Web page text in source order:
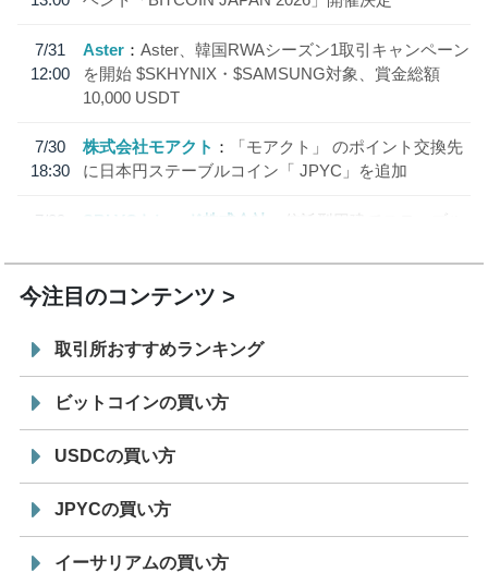
7/31
12:00
Aster
Aster、韓国RWAシーズン1取引キャンペーン
を開始 $SKHYNIX・$SAMSUNG対象、賞金総額
10,000 USDT
7/30
18:30
株式会社モアクト
「モアクト」 のポイント交換先
に日本円ステーブルコイン「 JPYC」を追加
7/29
SBI VCトレード株式会社
信託型円建てステーブル
今注目のコンテンツ
取引所おすすめランキング
ビットコインの買い方
USDCの買い方
JPYCの買い方
イーサリアムの買い方